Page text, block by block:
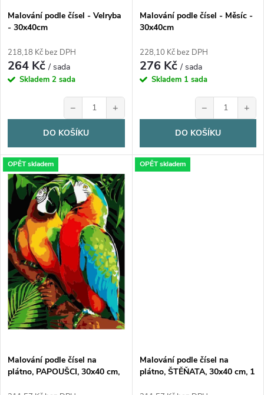
o
d
u
ů
o
d
u
k
t
ů
Malování podle čísel - Velryba
- 30x40cm
218,18 Kč bez DPH
264 Kč/ sada
Skladem 2 sada
− +
DO KOŠÍKU
Malování podle čísel - Měsíc -
30x40cm
228,10 Kč bez DPH
276 Kč/ sada
Skladem 1 sada
− +
DO KOŠÍKU
OPĚT skladem
Malování podle čísel na
plátno, PAPOUŠCI, 30x40 cm,
OPĚT skladem
Malování podle čísel na
plátno, ŠTĚŇATA, 30x40 cm, 1